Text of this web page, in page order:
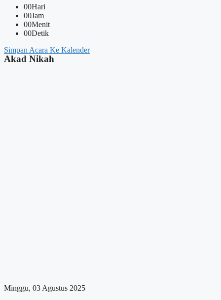
00Hari
00Jam
00Menit
00Detik
Simpan Acara Ke Kalender
Akad Nikah
Minggu, 03 Agustus 2025